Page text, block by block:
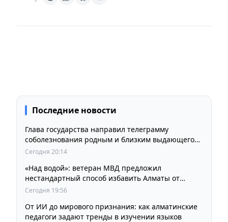
Последние новости
Глава государства направил телеграмму
соболезнования родным и близким выдающегося
кинорежиссера Ардака Амиркулова
Сегодня 20:14
«Над водой»: ветеран МВД предложил
нестандартный способ избавить Алматы от
пробок и смога
Сегодня 19:56
От ИИ до мирового признания: как алматинские
педагоги задают тренды в изучении языков